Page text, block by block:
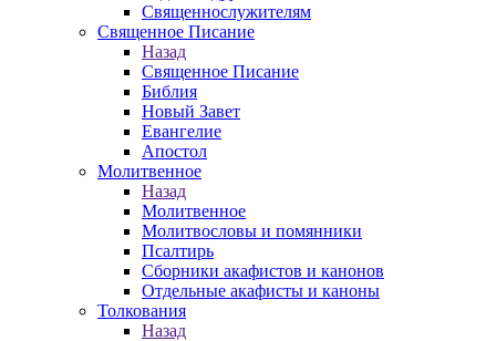
Священнослужителям
Священное Писание
Назад
Священное Писание
Библия
Новый Завет
Евангелие
Апостол
Молитвенное
Назад
Молитвенное
Молитвословы и помянники
Псалтирь
Сборники акафистов и канонов
Отдельные акафисты и каноны
Толкования
Назад